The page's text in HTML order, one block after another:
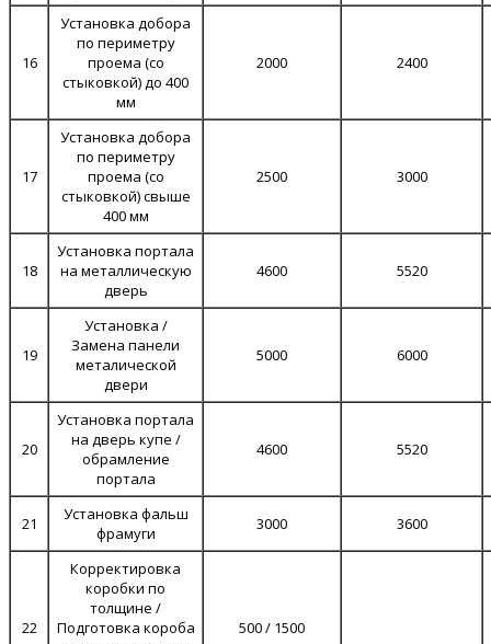
16
Установка добора
по периметру
проема (со
стыковкой) до 400
мм
2000 2400
17
Установка добора
по периметру
проема (со
стыковкой) свыше
400 мм
2500 3000
18
Установка портала
на металлическую
дверь
4600 5520
19
Установка /
Замена панели
металической
двери
5000 6000
20
Установка портала
на дверь купе /
обрамление
портала
4600 5520
21
Установка фальш
фрамуги
3000 3600
22
Корректировка
коробки по
толщине /
Подготовка короба
500 / 1500